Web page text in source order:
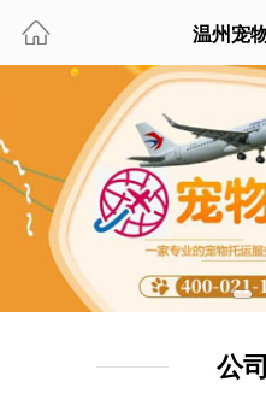
温州宠
公